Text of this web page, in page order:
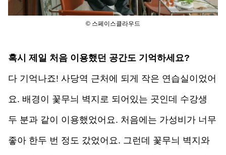
© 스페이스클라우드
혹시 제일 처음 이용했던 공간도 기억하세요?
다 기억나죠! 사당역 근처에 되게 작은 연습실이었어
요. 배경이 꽃무늬 벽지로 되어있는 곳인데 수강생
두 분과 같이 이용했었어요. 처음에는 가성비가 너무
좋아 한두 번 정도 갔었어요. 그런데 꽃무늬 벽지와